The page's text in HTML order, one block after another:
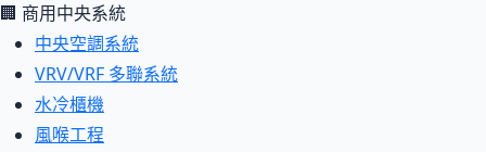
🏢 商用中央系統
中央空調系統
VRV/VRF 多聯系統
水冷櫃機
風喉工程